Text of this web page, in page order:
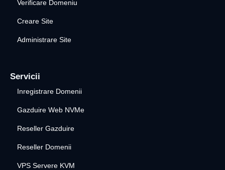
Verificare Domeniu
Creare Site
Administrare Site
Servicii
Inregistrare Domenii
Gazduire Web NVMe
Reseller Gazduire
Reseller Domenii
VPS Servere KVM